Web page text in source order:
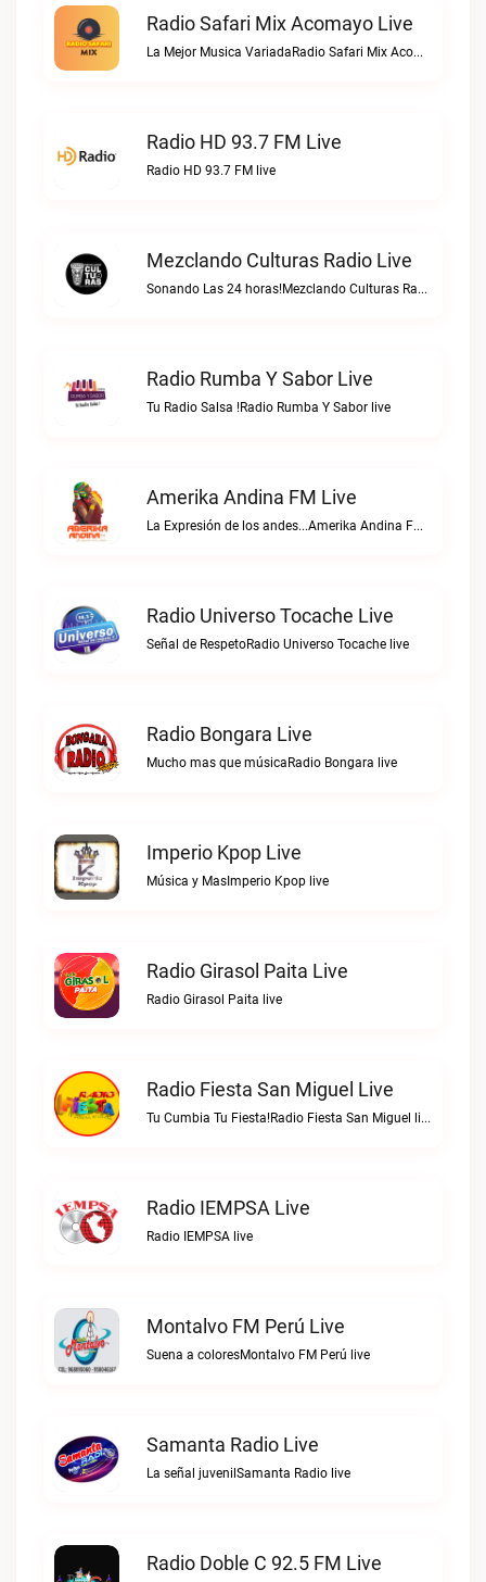
Radio Safari Mix Acomayo Live
La Mejor Musica VariadaRadio Safari Mix Acomayo live
Radio HD 93.7 FM Live
Radio HD 93.7 FM live
Mezclando Culturas Radio Live
Sonando Las 24 horas!Mezclando Culturas Radio live
Radio Rumba Y Sabor Live
Tu Radio Salsa !Radio Rumba Y Sabor live
Amerika Andina FM Live
La Expresión de los andes...Amerika Andina FM live
Radio Universo Tocache Live
Señal de RespetoRadio Universo Tocache live
Radio Bongara Live
Mucho mas que músicaRadio Bongara live
Imperio Kpop Live
Música y MasImperio Kpop live
Radio Girasol Paita Live
Radio Girasol Paita live
Radio Fiesta San Miguel Live
Tu Cumbia Tu Fiesta!Radio Fiesta San Miguel live
Radio IEMPSA Live
Radio IEMPSA live
Montalvo FM Perú Live
Suena a coloresMontalvo FM Perú live
Samanta Radio Live
La señal juvenilSamanta Radio live
Radio Doble C 92.5 FM Live